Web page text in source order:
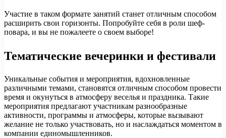
Участие в таком формате занятий станет отличным способом
расширить свои горизонты. Попробуйте себя в роли шеф-
повара, и вы не пожалеете о своем выборе!
Тематические вечеринки и фестивали
Уникальные события и мероприятия, вдохновленные
различными темами, становятся отличным способом провести
время и окунуться в атмосферу веселья и праздника. Такие
мероприятия предлагают участникам разнообразные
активности, программы и атмосферы, которые вызывают
желание не только участвовать, но и наслаждаться моментом в
компании единомышленников.